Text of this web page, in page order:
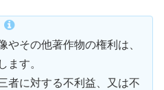
やその他著作物の権利は、
ます。
者に対する不利益、又は不